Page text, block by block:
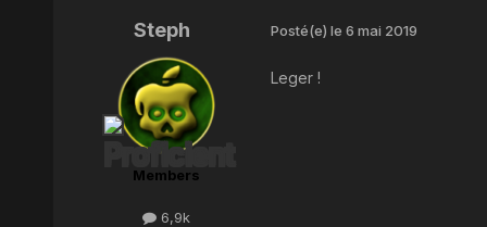
Steph
Members
6,9k
Posté(e) le 6 mai 2019
Leger !